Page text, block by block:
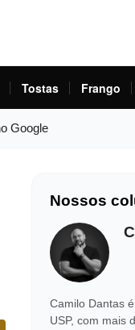
Tostas Frango
Google
Nossos
Camilo Dantas
USP, com mais